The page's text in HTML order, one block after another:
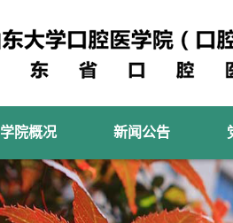
学院概况 新闻公告